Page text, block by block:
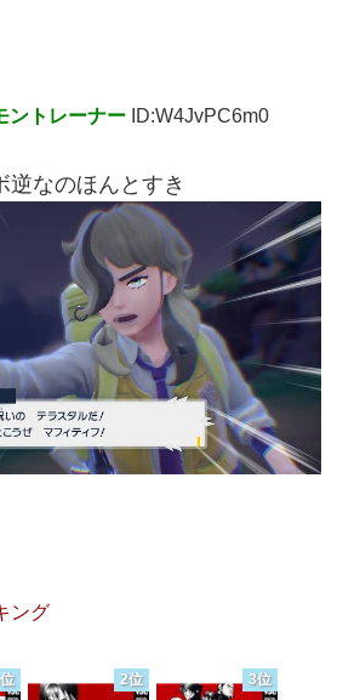
ントレーナー ID:W4JvPC6m0
逆なのほんとすき
ング
2位 3位